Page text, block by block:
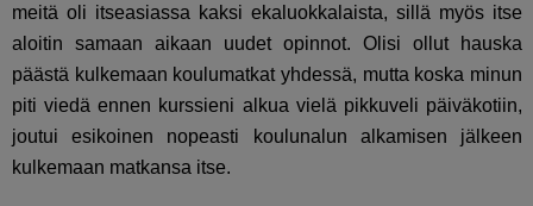
meitä oli itseasiassa kaksi ekaluokkalaista, sillä myös itse
aloitin samaan aikaan uudet opinnot. Olisi ollut hauska
päästä kulkemaan koulumatkat yhdessä, mutta koska minun
piti viedä ennen kurssieni alkua vielä pikkuveli päiväkotiin,
joutui esikoinen nopeasti koulunalun alkamisen jälkeen
kulkemaan matkansa itse.